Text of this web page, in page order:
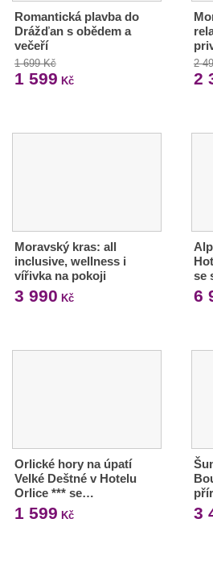
Romantická plavba do
Drážďan s obědem a
večeří
1 699 Kč
1 599 Kč
2
2
Moravský kras: all
inclusive, wellness i
vířivka na pokoji
3 990 Kč
se
6
Orlické hory na úpatí
Velké Deštné v Hotelu
Orlice *** se…
1 599 Kč 3